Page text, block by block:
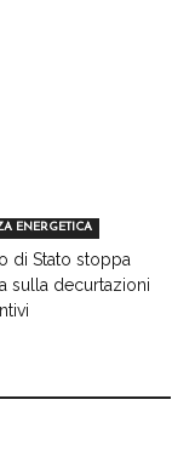
ENERGETICA
di Stato stoppa
sulla decurtazioni